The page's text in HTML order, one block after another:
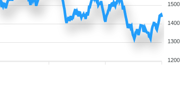
1500
1400
1300
1200